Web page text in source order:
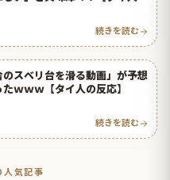
続きを読む
スベリ台を滑る動画」が予想
ｗｗｗ【タイ人の反応】
続きを読む
気記事